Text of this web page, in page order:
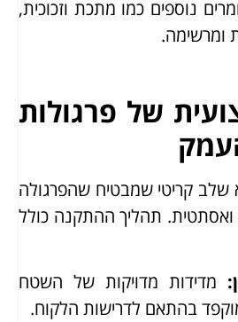
נוספים כמו מתכת וזכוכית,
ומרשימה.
של פרגולות
שלב קריטי שמבטיח שהפרגולה
תהליך ההתקנה כולל
: מדידות מדויקות של השטח
בהתאם לדרישות הלקוח.